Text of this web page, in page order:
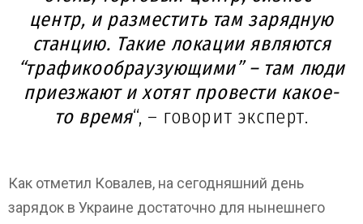
центр, и разместить там зарядную
станцию. Такие локации являются
“трафикообраузующими” – там люди
приезжают и хотят провести какое-
то время“, – говорит эксперт.
Как отметил Ковалев, на сегодняшний день
зарядок в Украине достаточно для нынешнего